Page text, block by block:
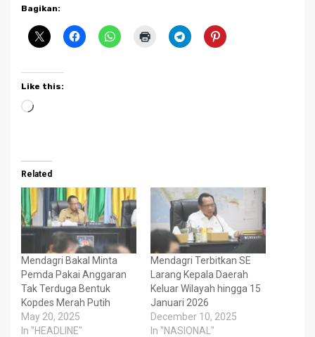
Bagikan:
Like this:
Loading…
Related
Mendagri Bakal Minta
Pemda Pakai Anggaran
Tak Terduga Bentuk
Kopdes Merah Putih
May 20, 2025
In "HEADLINE"
Mendagri Terbitkan SE
Larang Kepala Daerah
Keluar Wilayah hingga 15
Januari 2026
December 10, 2025
In "NASIONAL"